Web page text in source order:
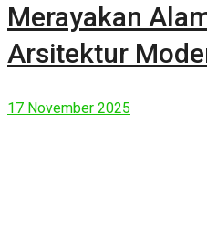
Merayakan
Arsitektur
17 November 2025